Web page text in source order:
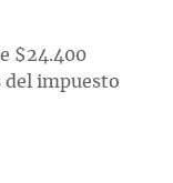
$24.400
del impuesto